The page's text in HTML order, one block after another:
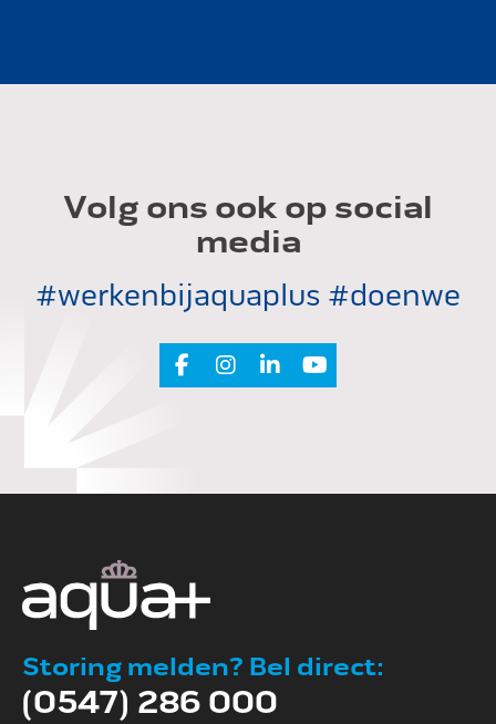
Volg ons ook op social
media
#werkenbijaquaplus #doenwe
Storing melden? Bel direct:
(0547) 286 000